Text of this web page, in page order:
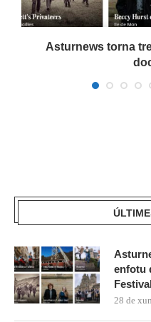
Asturnews torna
enfotu
28 de